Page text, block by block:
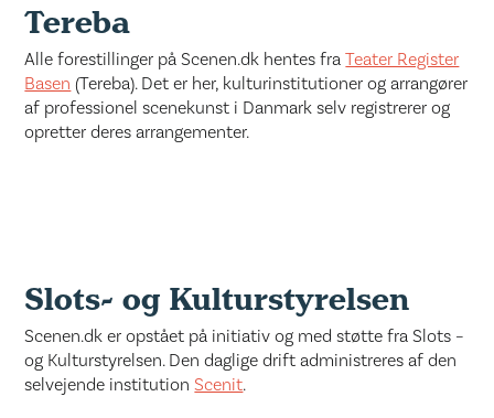
Tereba
Alle forestillinger på Scenen.dk hentes fraTeater Register
Basen (Tereba). Det er her, kulturinstitutioner og arrangører
af professionel scenekunst i Danmark selv registrerer og
opretter deres arrangementer.
Slots- og Kulturstyrelsen
Scenen.dk er opstået på initiativ og med støtte fra Slots –
og Kulturstyrelsen. Den daglige drift administreres af den
selvejende institutionScenit.